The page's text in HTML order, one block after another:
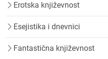
Erotska književnost
Esejistika i dnevnici
Fantastična književnost